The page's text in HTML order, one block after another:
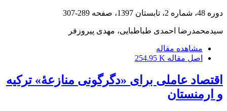
دوره 48، شماره 2، تابستان 1397، صفحه 289-307
سیدمحمدرضا احمدی طباطبایی، مهدی پیروزفر
مشاهده مقاله
اصل مقاله 254.95 K
اقتصاد عاملی برای «دگرگونی منازعۀ» ترکیه
و ارمنستان